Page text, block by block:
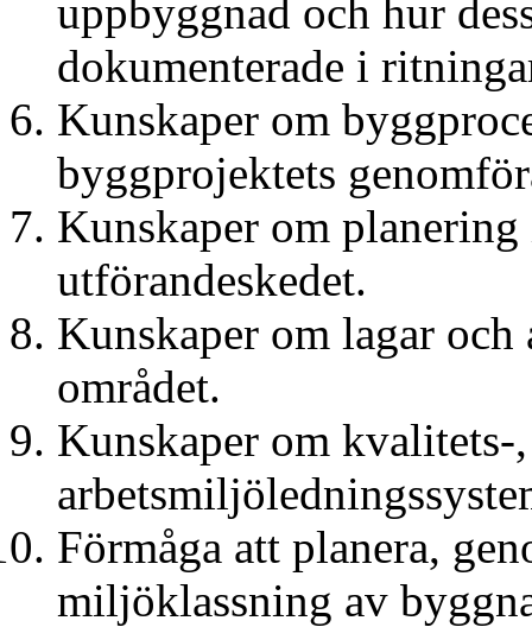
uppbyggnad och hur
dokumenterade i
Kunskaper om
byggprojektets
Kunskaper om
utförandeskedet.
Kunskaper om lagar och
området.
Kunskaper om
Förmåga att planera,
miljöklassning av